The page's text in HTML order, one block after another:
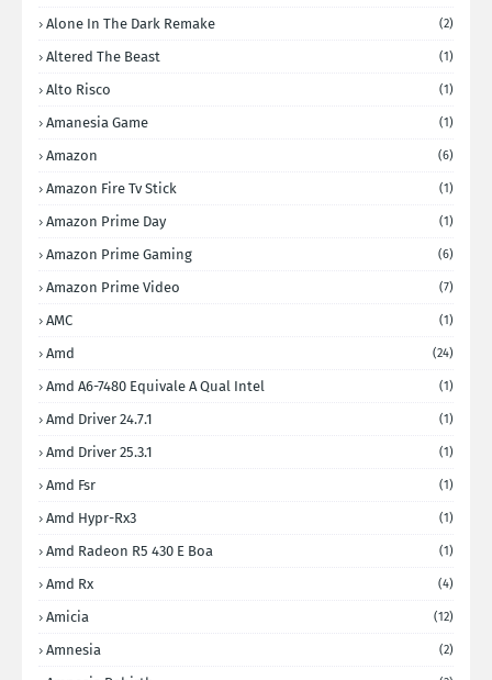
Alone In The Dark Remake (2)
Altered The Beast (1)
Alto Risco (1)
Amanesia Game (1)
Amazon (6)
Amazon Fire Tv Stick (1)
Amazon Prime Day (1)
Amazon Prime Gaming (6)
Amazon Prime Video (7)
AMC (1)
Amd (24)
Amd A6-7480 Equivale A Qual Intel (1)
Amd Driver 24.7.1 (1)
Amd Driver 25.3.1 (1)
Amd Fsr (1)
Amd Hypr-Rx3 (1)
Amd Radeon R5 430 E Boa (1)
Amd Rx (4)
Amicia (12)
Amnesia (2)